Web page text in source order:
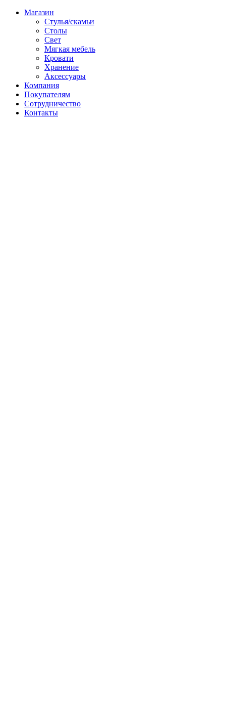
Магазин
Стулья/скамьи
Столы
Свет
Мягкая мебель
Кровати
Хранение
Аксессуары
Компания
Покупателям
Сотрудничество
Контакты